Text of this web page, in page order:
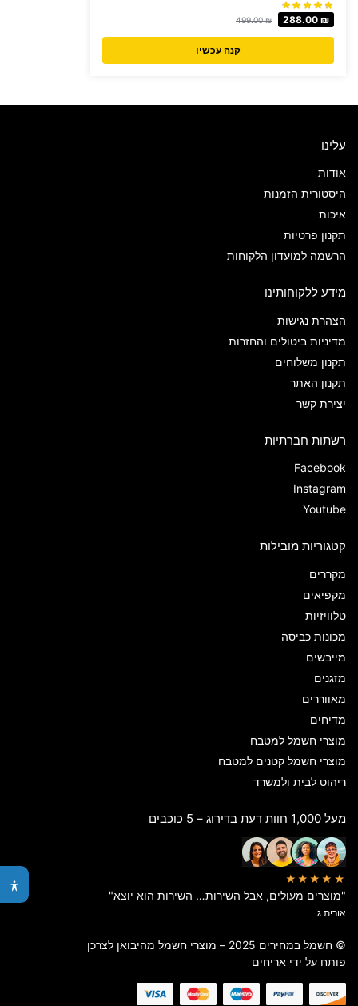
499.00₪ 288.00 ₪
קנה עכשיו
עלינו
אודות
היסטורית הזמנות
איכות
תקנון פרטיות
הרשמה למועדון הלקוחות
מידע ללקוחותינו
הצהרת נגישות
מדיניות ביטולים והחזרות
תקנון משלוחים
תקנון האתר
יצירת קשר
רשתות חברתיות
Facebook
Instagram
Youtube
קטגוריות מובילות
מקררים
מקפיאים
טלוויזיות
מכונות כביסה
מייבשים
מזגנים
מאווררים
מדיחים
מוצרי חשמל למטבח
מוצרי חשמל קטנים למטבח
ריהוט לבית ולמשרד
מעל 1,000 חוות דעת בדירוג – 5 כוכבים
★★★★★
"מוצרים מעולים, אבל השירות… השירות הוא יוצא"
אורית ג.
© חשמל במחירים 2025 – מוצרי חשמל מהיבואן לצרכן
פותח על ידי אריחים